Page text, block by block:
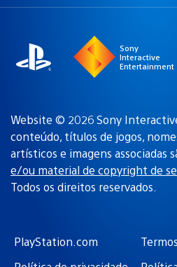
Sony
Interactive
Entertainment
Website © 2026 Sony
conteúdo, títulos de jogos,
artísticos e imagens associadas
e/ou material de copyright de
Todos os direitos reservados.
PlayStation.com